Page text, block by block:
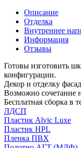
Описание
Отделка
Внутреннее
Информация
Отзывы
Готовы изготовить
конфигурации.
Декор и отделку
Возможно сочетание
Бесплатная сборка в
ЛДСП
Пластик Alvic Luxe
Пластик HPL
Пленка ПВХ